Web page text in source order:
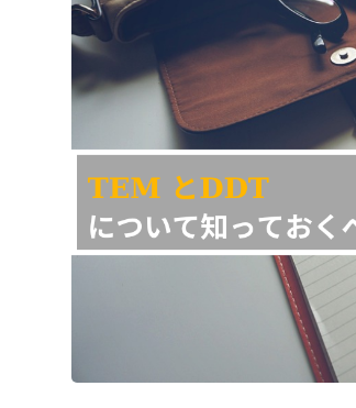
フォロー :
2023. ALL RIGHTS RESERVED.